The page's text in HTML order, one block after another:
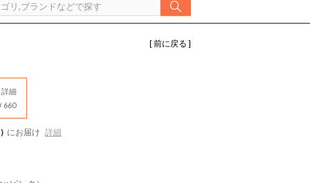
[ 前に戻る ]
詳細
660
にお届け 詳細